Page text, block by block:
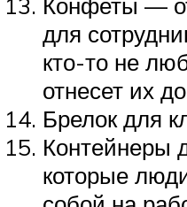
Конфеты —
для
кто-то не
отнесет их
Брелок для
Контейнеры
которые